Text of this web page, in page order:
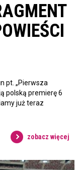
pt. „Pierwsza
polską premierę 6
już teraz
zobacz więcej